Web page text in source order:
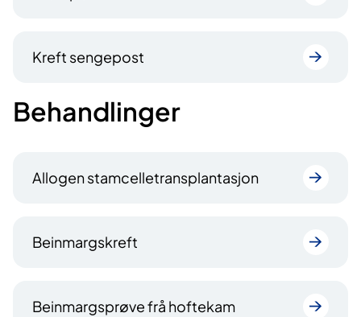
Kreft sengepost
Behandlinger
Allogen stamcelletransplantasjon
Beinmargskreft
Beinmargsprøve frå hoftekam